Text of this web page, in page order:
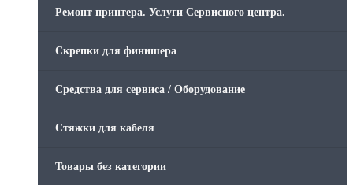
Ремонт принтера. Услуги Сервисного центра.
Скрепки для финишера
Средства для сервиса / Оборудование
Стяжки для кабеля
Товары без категории